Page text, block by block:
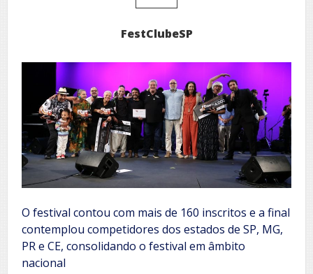
FestClubeSP
O festival contou com mais de 160 inscritos e a final
contemplou competidores dos estados de SP, MG,
PR e CE, consolidando o festival em âmbito
nacional